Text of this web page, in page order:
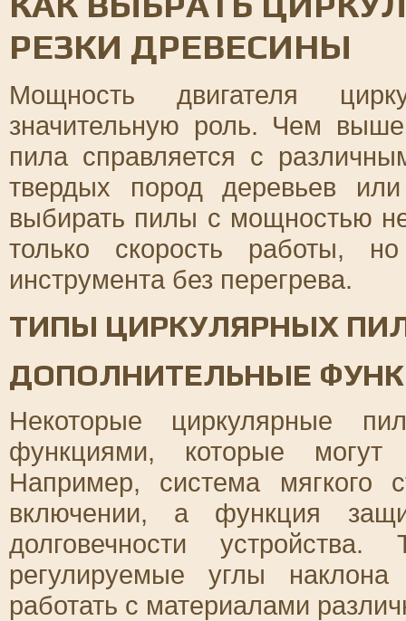
РЕЗКИ ДРЕВЕСИНЫ
Мощность двигателя
значительную роль. Чем
пила справляется с
твердых пород деревьев
выбирать пилы с мощностью
только скорость работы,
инструмента без перегрева.
ТИПЫ ЦИРКУЛЯРНЫХ
ДОПОЛНИТЕЛЬНЫЕ
Некоторые циркулярные
функциями, которые могут
Например, система мягкого
включении, а функция
долговечности
регулируемые углы
работать с материалами